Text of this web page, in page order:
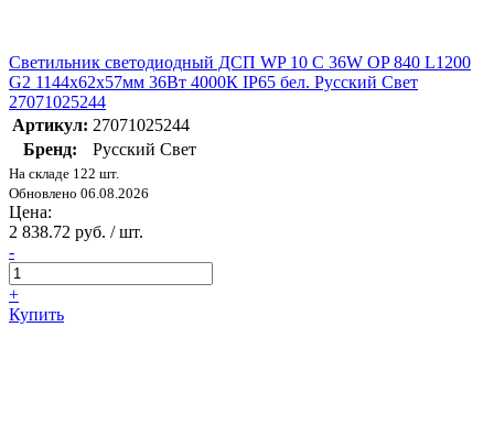
Светильник светодиодный ДСП WP 10 C 36W OP 840 L1200
G2 1144х62х57мм 36Вт 4000К IP65 бел. Русский Свет
27071025244
Артикул: 27071025244
Бренд:
Русский Свет
На складе 122 шт.
Обновлено 06.08.2026
Цена:
2 838.72 руб. / шт.
-
+
Купить